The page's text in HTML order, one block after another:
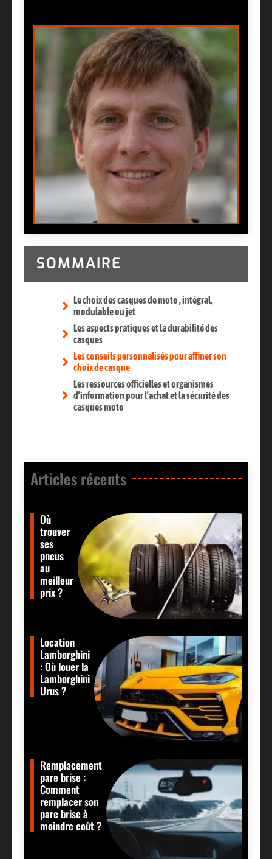
SOMMAIRE
Le choix des casques de moto , intégral,
modulable ou jet
Les aspects pratiques et la durabilité des
casques
Les conseils personnalisés pour affiner son
choix de casque
Les ressources officielles et organismes
d’information pour l’achat et la sécurité des
casques moto
Articles récents​
Où
trouver
ses
pneus
au
meilleur
prix ?
Location
Lamborghini
: Où louer la
Lamborghini
Urus ?
Remplacement
pare brise :
Comment
remplacer son
pare brise à
moindre coût ?